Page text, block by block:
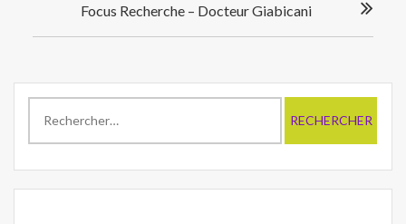
Focus Recherche – Docteur Giabicani